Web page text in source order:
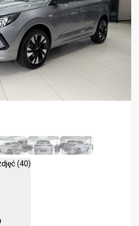
Business 2023
(40)